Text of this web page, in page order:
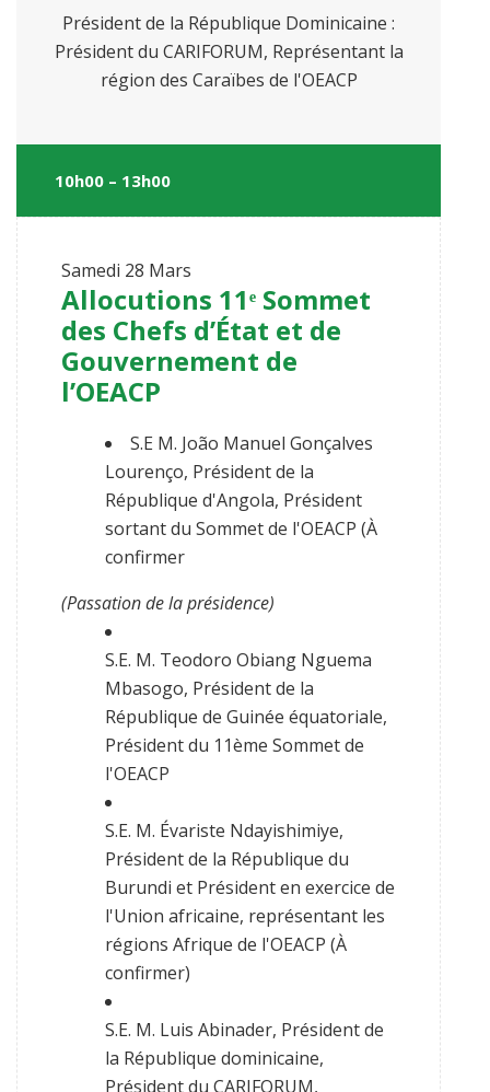
Président de la République Dominicaine :
Président du CARIFORUM, Représentant la
région des Caraïbes de l'OEACP
10h00 – 13h00
Samedi 28 Mars
Allocutions 11ᵉ Sommet
des Chefs d’État et de
Gouvernement de
l’OEACP
S.E M. João Manuel Gonçalves
Lourenço, Président de la
République d'Angola, Président
sortant du Sommet de l'OEACP (À
confirmer
(Passation de la présidence)
S.E. M. Teodoro Obiang Nguema
Mbasogo, Président de la
République de Guinée équatoriale,
Président du 11ème Sommet de
l'OEACP
S.E. M. Évariste Ndayishimiye,
Président de la République du
Burundi et Président en exercice de
l'Union africaine, représentant les
régions Afrique de l'OEACP (À
confirmer)
S.E. M. Luis Abinader, Président de
la République dominicaine,
Président du CARIFORUM,